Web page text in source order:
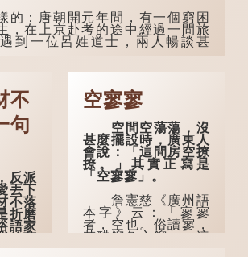
：唐朝開元年間，有一個窮困
，在上京赴考的途中經過一間旅
到一位呂姓道士，兩人暢談甚
功名，仍然貧困，感到十分落
拿出一個青瓷枕頭，讓...
不
句
派
丟下
不落
折磨
語家
？
空寥寥
空間空蕩蕩，沒
甚麼擺設時，廣東人
會說：「這間房空撩
撩。」其實正寫是
「空寥寥」。
詹憲慈《廣州語
本字》云：「寥寥
者，空也。俗讀寥，
若醋餾魚之餾。」這